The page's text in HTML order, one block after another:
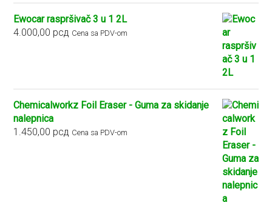
Ewocar raspršivač 3 u 1 2L
4.000,00 рсд Cena sa PDV-om
Chemicalworkz Foil Eraser - Guma za skidanje
nalepnica
1.450,00 рсд Cena sa PDV-om